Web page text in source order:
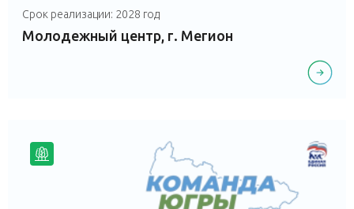
Срок реализации: 2028 год
Молодежный центр, г. Мегион